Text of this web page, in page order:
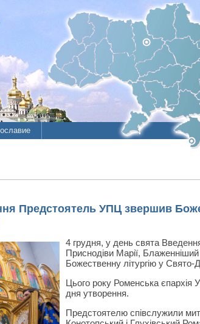
Предстоятель УПЦ звершив
4 грудня, у день свята
Приснодіви Марії,
Божественну літургію у
Цього року Роменська єпархія
дня утворення.
Предстоятелю співслужили